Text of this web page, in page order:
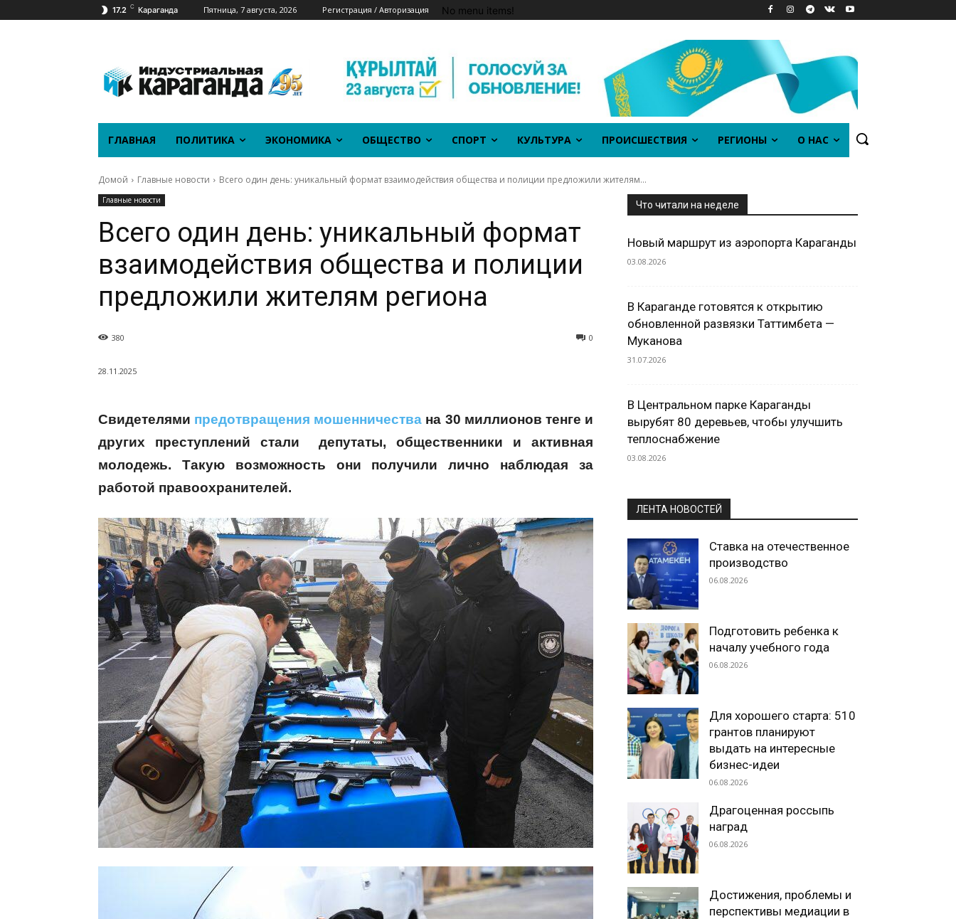
17.2 C Караганда Пятница, 7 августа, 2026 Регистрация / Авторизация No menu items!
ГЛАВНАЯ ПОЛИТИКА ЭКОНОМИКА ОБЩЕСТВО СПОРТ КУЛЬТУРА ПРОИСШЕСТВИЯ РЕГИОНЫ О НАС
Домой Главные новости Всего один день: уникальный формат взаимодействия общества и полиции предложили жителям...
Главные новости
Всего один день: уникальный формат
взаимодействия общества и полиции
предложили жителям региона
0
380
28.11.2025
Свидетелями предотвращения мошенничества на 30 миллионов тенге и
других преступлений стали депутаты, общественники и активная
молодежь. Такую возможность они получили лично наблюдая за
работой правоохранителей.
Что читали на неделе
Новый маршрут из аэропорта Караганды
03.08.2026
В Караганде готовятся к открытию
обновленной развязки Таттимбета —
Муканова
31.07.2026
В Центральном парке Караганды
вырубят 80 деревьев, чтобы улучшить
теплоснабжение
03.08.2026
ЛЕНТА НОВОСТЕЙ
Ставка на отечественное
производство
06.08.2026
Подготовить ребенка к
началу учебного года
06.08.2026
Для хорошего старта: 510
грантов планируют
выдать на интересные
бизнес-идеи
06.08.2026
Драгоценная россыпь
наград
06.08.2026
Достижения, проблемы и
перспективы медиации в